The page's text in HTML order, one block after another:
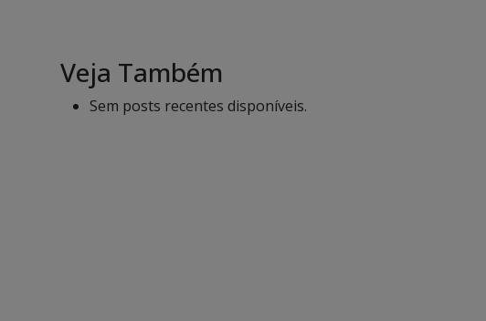
Veja Também
Sem posts recentes disponíveis.